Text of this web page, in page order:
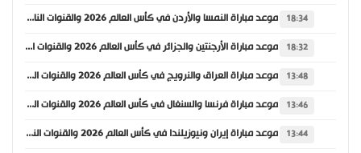
18:34 موعد مباراة النمسا والأردن في كأس العالم 2026 والقنوات الناقلة
18:32 موعد مباراة الأرجنتين والجزائر في كأس العالم 2026 والقنوات الناقلة
13:48 موعد مباراة العراق والنرويج في كأس العالم 2026 والقنوات الناقلة
13:46 موعد مباراة فرنسا والسنغال في كأس العالم 2026 والقنوات الناقلة
13:44 موعد مباراة إيران ونيوزيلندا في كأس العالم 2026 والقنوات الناقلة